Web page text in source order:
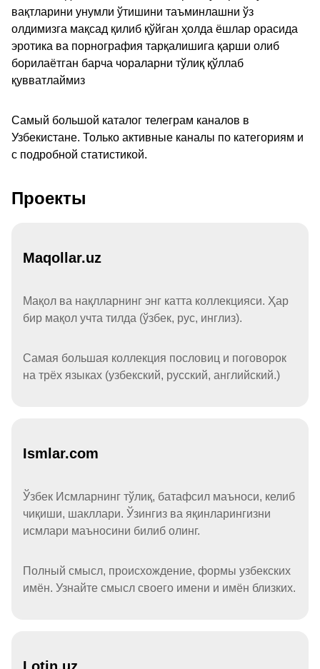
вақтларини унумли ўтишини таъминлашни ўз
олдимизга мақсад қилиб қўйган ҳолда ёшлар орасида
эротика ва порнография тарқалишига қарши олиб
борилаётган барча чораларни тўлиқ қўллаб
қувватлаймиз
Самый большой каталог телеграм каналов в
Узбекистане. Только активные каналы по категориям и
с подробной статистикой.
Проекты
Maqollar.uz
Мақол ва нақлларнинг энг катта коллекцияси. Ҳар
бир мақол учта тилда (ўзбек, рус, инглиз).
Самая большая коллекция пословиц и поговорок
на трёх языках (узбекский, русский, английский.)
Ismlar.com
Ўзбек Исмларнинг тўлиқ, батафсил маъноси, келиб
чиқиши, шакллари. Ўзингиз ва яқинларингизни
исмлари маъносини билиб олинг.
Полный смысл, происхождение, формы узбекских
имён. Узнайте смысл своего имени и имён близких.